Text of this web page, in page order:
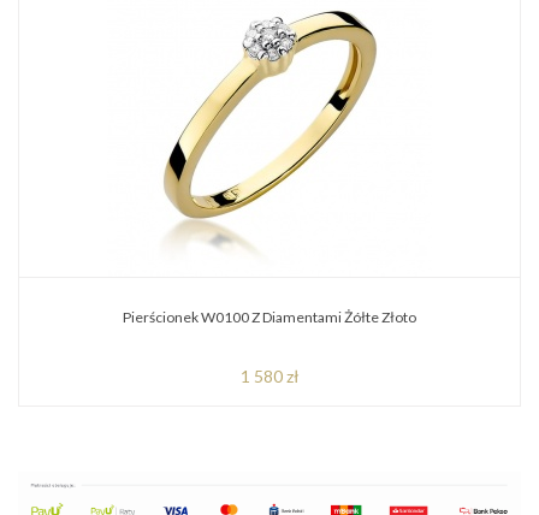
Pierścionek W0100 Z Diamentami Żółte Złoto
1 580 zł